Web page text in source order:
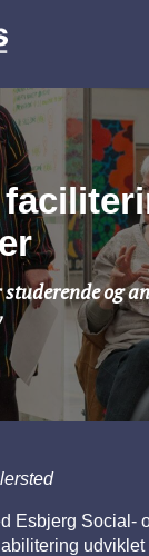
og
Esbjerg Social-
udviklet